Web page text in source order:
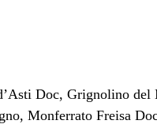
Doc, Grignolino
Monferrato Freisa